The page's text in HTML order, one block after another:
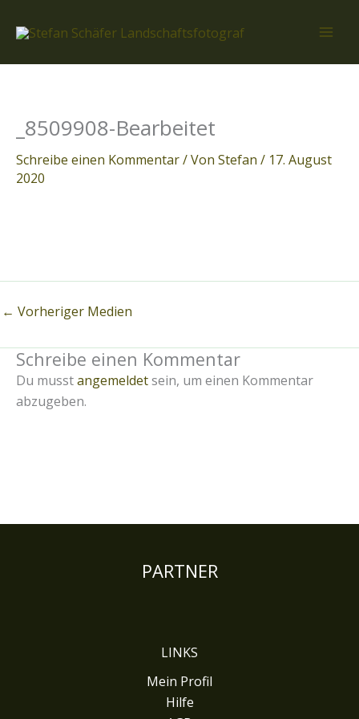
Inhalt
_8509908-Bearbeitet
Schreibe einen Kommentar/ Von Stefan / 17. August
2020
← Vorheriger Medien
Schreibe einen Kommentar
Du musstangemeldetsein, um einen Kommentar
abzugeben.
PARTNER
LINKS
Mein Profil
Hilfe